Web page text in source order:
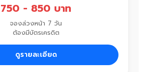
750 - 850 บาท
จองล่วงหน้า 7 วัน
ต้องมีบัตรเครดิต
ดูรายละเอียด